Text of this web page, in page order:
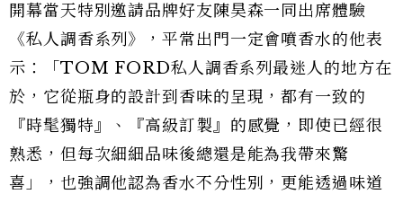
開幕當天特別邀請品牌好友陳昊森一同出席體驗
《私人調香系列》，平常出門一定會噴香水的他表
示：「TOM FORD私人調香系列最迷人的地方在
於，它從瓶身的設計到香味的呈現，都有一致的
『時髦獨特』、『高級訂製』的感覺，即使已經很
熟悉，但每次細細品味後總還是能為我帶來驚
喜」，也強調他認為香水不分性別，更能透過味道